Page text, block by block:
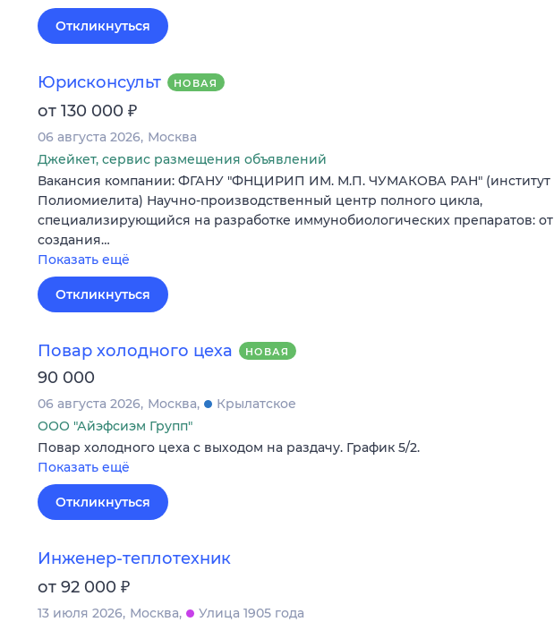
Откликнуться
Юрисконсульт НОВАЯ
от 130 000 ₽
06 августа 2026 Москва
Джейкет, сервис размещения объявлений
Вакансия компании: ФГАНУ "ФНЦИРИП ИМ. М.П. ЧУМАКОВА РАН" (институт
Полиомиелита) Научно-производственный центр полного цикла,
специализирующийся на разработке иммунобиологических препаратов: от
создания…
Показать ещё
Откликнуться
Повар холодного цеха НОВАЯ
90 000
06 августа 2026 Москва
Крылатское
ООО "Айэфсиэм Групп"
Повар холодного цеха с выходом на раздачу. График 5/2.
Показать ещё
Откликнуться
Инженер-теплотехник
от 92 000 ₽
13 июля 2026 Москва
Улица 1905 года